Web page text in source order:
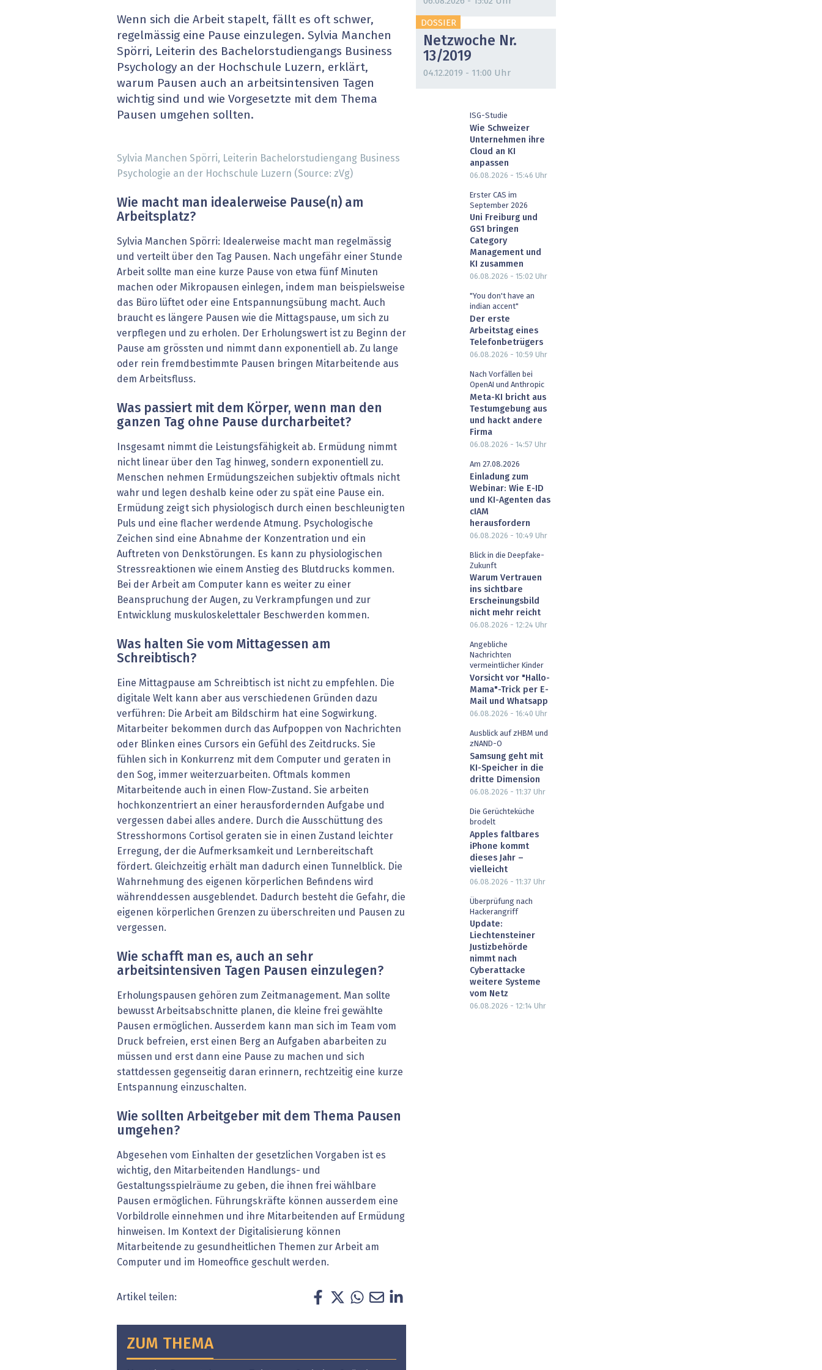
» alle News Gesundheit wird digital
Blockchain
EU-DSGVO
XaaS, Managed Services & Co.
» alle Dossiers
IT for Health
Artificial Intelligence
Finance 2030
Fintech & Insurtech
Professional AV & Digital Signage
» alle Specials
Wenn sich die Arbeit stapelt, fällt es oft schwer,
regelmässig eine Pause einzulegen. Sylvia Manchen
Spörri, Leiterin des Bachelorstudiengangs Business
Psychology an der Hochschule Luzern, erklärt,
warum Pausen auch an arbeitsintensiven Tagen
wichtig sind und wie Vorgesetzte mit dem Thema
Pausen umgehen sollten.
Sylvia Manchen Spörri, Leiterin Bachelorstudiengang Business
Psychologie an der Hochschule Luzern (Source: zVg)
Wie macht man idealerweise Pause(n) am
Arbeitsplatz?
Sylvia Manchen Spörri: Idealerweise macht man regelmäs­sig
und verteilt über den Tag Pausen. Nach ungefähr einer Stunde
Arbeit sollte man eine kurze Pause von etwa fünf Minuten
machen oder Mikropausen einlegen, indem man beispielsweise
das Büro lüftet oder eine Entspannungsübung macht. Auch
braucht es längere Pausen wie die Mittagspause, um sich zu
verpflegen und zu erholen. Der Erholungswert ist zu Beginn der
Pause am grössten und nimmt dann exponentiell ab. Zu lange
oder rein fremdbestimmte Pausen bringen Mitarbeitende aus
dem Arbeitsfluss.
Was passiert mit dem Körper, wenn man den
ganzen Tag ohne Pause durcharbeitet?
Insgesamt nimmt die Leistungsfähigkeit ab. Ermüdung nimmt
nicht linear über den Tag hinweg, sondern exponentiell zu.
Menschen nehmen Ermüdungszeichen subjektiv oftmals nicht
wahr und legen deshalb keine oder zu spät eine Pause ein.
Ermüdung zeigt sich physiologisch durch einen beschleunigten
Puls und eine flacher werdende Atmung. Psychologische
Zeichen sind eine Abnahme der Konzentration und ein
Auftreten von Denkstörungen. Es kann zu physiologischen
Stressreaktionen wie einem Anstieg des Blutdrucks kommen.
Bei der Arbeit am Computer kann es weiter zu einer
Beanspruchung der Augen, zu Verkrampfungen und zur
Entwicklung muskuloskelettaler Beschwerden kommen.
Was halten Sie vom Mittagessen am
Schreibtisch?
Eine Mittagpause am Schreibtisch ist nicht zu empfehlen. Die
digitale Welt kann aber aus verschiedenen Gründen dazu
verführen: Die Arbeit am Bildschirm hat eine Sogwirkung.
Mitarbeiter bekommen durch das Aufpoppen von Nachrichten
oder Blinken eines Cursors ein Gefühl des Zeitdrucks. Sie
fühlen sich in Konkurrenz mit dem Computer und geraten in
den Sog, immer weiterzuarbeiten. Oftmals kommen
Mitarbeitende auch in einen Flow-Zustand. Sie arbeiten
hochkonzentriert an einer herausfordernden Aufgabe und
vergessen dabei alles andere. Durch die Ausschüttung des
Stresshormons Cortisol geraten sie in einen Zustand leichter
Erregung, der die Aufmerksamkeit und Lernbereitschaft
fördert. Gleichzeitig erhält man dadurch einen Tunnelblick. Die
Wahrnehmung des eigenen körperlichen Befindens wird
währenddessen ausgeblendet. Dadurch besteht die Gefahr, die
eigenen körperlichen Grenzen zu überschreiten und Pausen zu
vergessen.
Wie schafft man es, auch an sehr
arbeitsintensiven Tagen Pausen einzulegen?
Erholungspausen gehören zum Zeitmanagement. Man sollte
bewusst Arbeitsabschnitte planen, die kleine frei gewählte
Pausen ermöglichen. Ausserdem kann man sich im Team vom
Druck befreien, erst einen Berg an Aufgaben abarbeiten zu
müssen und erst dann eine Pause zu machen und sich
stattdessen gegenseitig daran erinnern, rechtzeitig eine kurze
Entspannung einzuschalten.
Wie sollten Arbeitgeber mit dem Thema Pausen
umgehen?
Abgesehen vom Einhalten der gesetzlichen Vorgaben ist es
wichtig, den Mitarbeitenden Handlungs- und
Gestaltungsspielräume zu geben, die ihnen frei wählbare
Pausen ermöglichen. Führungskräfte können ausserdem eine
Vorbildrolle einnehmen und ihre Mitarbeitenden auf Ermüdung
hinweisen. Im Kontext der Digitalisierung können
Mitarbeitende zu gesundheitlichen Themen zur Arbeit am
Computer und im Homeoffice geschult werden.
Artikel teilen:
ZUM THEMA
DOSSIER
Netzwoche Nr.
13/2019
04.12.2019 - 11:00 Uhr
ISG-Studie
Wie Schweizer
Unternehmen ihre
Cloud an KI
anpassen
06.08.2026 - 15:46 Uhr
Erster CAS im
September 2026
Uni Freiburg und
GS1 bringen
Category
Management und
KI zusammen
06.08.2026 - 15:02 Uhr
"You don't have an
indian accent"
Der erste
Arbeitstag eines
Telefonbetrügers
06.08.2026 - 10:59 Uhr
Nach Vorfällen bei
OpenAI und Anthropic
Meta-KI bricht aus
Testumgebung aus
und hackt andere
Firma
06.08.2026 - 14:57 Uhr
Am 27.08.2026
Einladung zum
Webinar: Wie E-ID
und KI-Agenten das
cIAM
herausfordern
06.08.2026 - 10:49 Uhr
Blick in die Deepfake-
Zukunft
Warum Vertrauen
ins sichtbare
Erscheinungsbild
nicht mehr reicht
06.08.2026 - 12:24 Uhr
Angebliche
Nachrichten
vermeintlicher Kinder
Vorsicht vor "Hallo-
Mama"-Trick per E-
Mail und Whatsapp
06.08.2026 - 16:40 Uhr
Ausblick auf zHBM und
zNAND-O
Samsung geht mit
KI-Speicher in die
dritte Dimension
06.08.2026 - 11:37 Uhr
Die Gerüchteküche
brodelt
Apples faltbares
iPhone kommt
dieses Jahr –
vielleicht
06.08.2026 - 11:37 Uhr
Überprüfung nach
Hackerangriff
Update:
Liechtensteiner
Justizbehörde
nimmt nach
Cyberattacke
weitere Systeme
vom Netz
06.08.2026 - 12:14 Uhr